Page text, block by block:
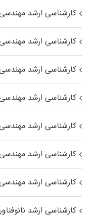
کارشناسی ارشد مهندسی
کارشناسی ارشد
کارشناسی ارشد
کارشناسی ارشد
کارشناسی ارشد
کارشناسی ارشد
کارشناسی ارشد
کارشناسی ارشد